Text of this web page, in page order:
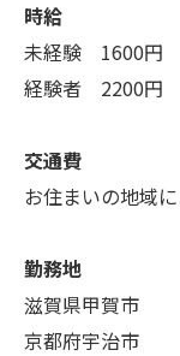
時給
未経験 1600円
経験者 2200円
交通費
お住まいの地域
勤務地
滋賀県甲賀市
京都府宇治市